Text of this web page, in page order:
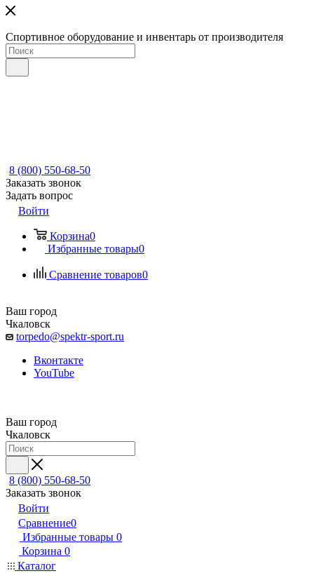
Спортивное оборудование и инвентарь от производителя
8 (800) 550-68-50
Заказать звонок
Задать вопрос
Войти
Корзина0
Избранные товары0
Сравнение товаров0
Ваш город
Чкаловск
torpedo@spektr-sport.ru
Вконтакте
YouTube
Ваш город
Чкаловск
8 (800) 550-68-50
Заказать звонок
Войти
Сравнение0
Избранные товары 0
Корзина 0
Каталог